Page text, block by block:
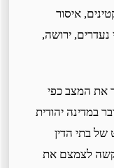
איסור
ירושה,
המצב כפי
במדינה יהודית
בתי הדין
לצמצם את